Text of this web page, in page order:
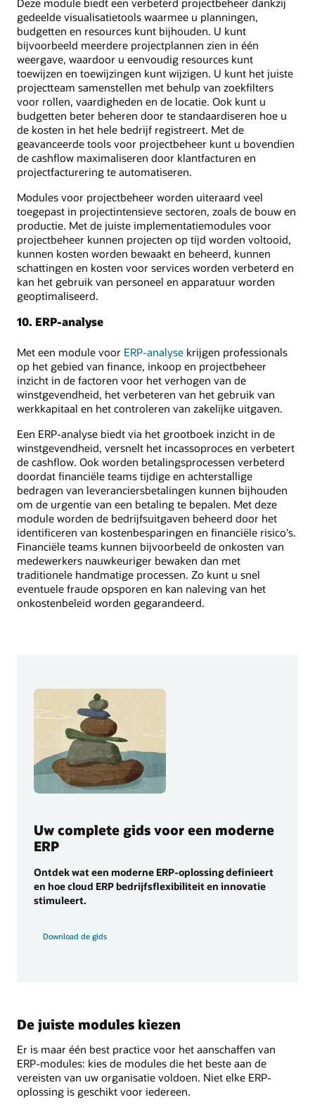
Deze module biedt een verbeterd projectbeheer dankzij
gedeelde visualisatietools waarmee u planningen,
budgetten en resources kunt bijhouden. U kunt
bijvoorbeeld meerdere projectplannen zien in één
weergave, waardoor u eenvoudig resources kunt
toewijzen en toewijzingen kunt wijzigen. U kunt het juiste
projectteam samenstellen met behulp van zoekfilters
voor rollen, vaardigheden en de locatie. Ook kunt u
budgetten beter beheren door te standaardiseren hoe u
de kosten in het hele bedrijf registreert. Met de
geavanceerde tools voor projectbeheer kunt u bovendien
de cashflow maximaliseren door klantfacturen en
projectfacturering te automatiseren.
Modules voor projectbeheer worden uiteraard veel
toegepast in projectintensieve sectoren, zoals de bouw en
productie. Met de juiste implementatiemodules voor
projectbeheer kunnen projecten op tijd worden voltooid,
kunnen kosten worden bewaakt en beheerd, kunnen
schattingen en kosten voor services worden verbeterd en
kan het gebruik van personeel en apparatuur worden
geoptimaliseerd.
10. ERP-analyse
Met een module voor ERP-analyse krijgen professionals
op het gebied van finance, inkoop en projectbeheer
inzicht in de factoren voor het verhogen van de
winstgevendheid, het verbeteren van het gebruik van
werkkapitaal en het controleren van zakelijke uitgaven.
Een ERP-analyse biedt via het grootboek inzicht in de
winstgevendheid, versnelt het incassoproces en verbetert
de cashflow. Ook worden betalingsprocessen verbeterd
doordat financiële teams tijdige en achterstallige
bedragen van leveranciersbetalingen kunnen bijhouden
om de urgentie van een betaling te bepalen. Met deze
module worden de bedrijfsuitgaven beheerd door het
identificeren van kostenbesparingen en financiële risico's.
Financiële teams kunnen bijvoorbeeld de onkosten van
medewerkers nauwkeuriger bewaken dan met
traditionele handmatige processen. Zo kunt u snel
eventuele fraude opsporen en kan naleving van het
onkostenbeleid worden gegarandeerd.
Uw complete gids voor een moderne
ERP
Ontdek wat een moderne ERP-oplossing definieert
en hoe cloud ERP bedrijfsflexibiliteit en innovatie
stimuleert.
Download de gids
De juiste modules kiezen
Er is maar één best practice voor het aanschaffen van
ERP-modules: kies de modules die het beste aan de
vereisten van uw organisatie voldoen. Niet elke ERP-
oplossing is geschikt voor iedereen.